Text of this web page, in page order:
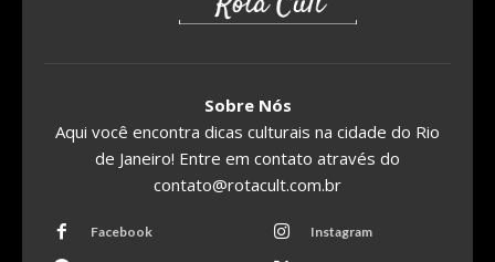
Sobre Nós
Aqui você encontra dicas culturais na cidade do Rio
de Janeiro! Entre em contato através do
contato@rotacult.com.br
Facebook Instagram